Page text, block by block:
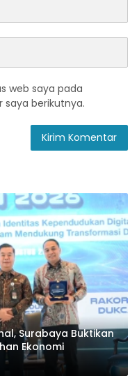
web saya pada
berikutnya.
Surabaya Buktikan
Ekonomi